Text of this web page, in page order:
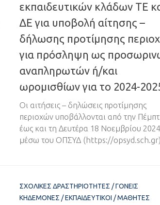
εκπαιδευτικών κλάδων ΤΕ
ΔΕ για υποβολή αίτησης –
δήλωσης προτίμησης
για πρόσληψη ως
αναπληρωτών ή/και
ωρομισθίων για το 2024-
Οι αιτήσεις – δηλώσεις προτίμησης
περιοχών υποβάλλονται από την
έως και τη Δευτέρα 18 Νοεμβρίου
μέσω του ΟΠΣΥΔ (https://
ΣΧΟΛΙΚΈΣ ΔΡΑΣΤΗΡΙΌΤΗΤΕΣ /ΓΟΝΕΊΣ
ΚΗΔΕΜΌΝΕΣ /ΕΚΠΑΙΔΕΥΤΙΚΟΊ /ΜΑΘΗΤΈΣ